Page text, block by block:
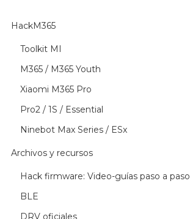
HackM365
Toolkit MI
M365 / M365 Youth
Xiaomi M365 Pro
Pro2 / 1S / Essential
Ninebot Max Series / ESx
Archivos y recursos
Hack firmware: Video-guías paso a paso
BLE
DRV oficiales